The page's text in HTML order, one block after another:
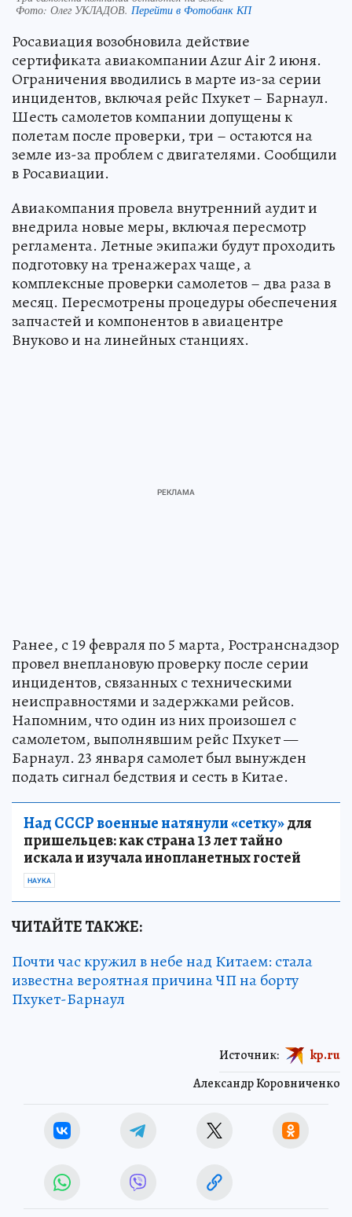
Фото: Олег УКЛАДОВ. Перейти в Фотобанк КП
Росавиация возобновила действие
сертификата авиакомпании Azur Air 2 июня.
Ограничения вводились в марте из-за серии
инцидентов, включая рейс Пхукет – Барнаул.
Шесть самолетов компании допущены к
полетам после проверки, три – остаются на
земле из-за проблем с двигателями. Сообщили
в Росавиации.
Авиакомпания провела внутренний аудит и
внедрила новые меры, включая пересмотр
регламента. Летные экипажи будут проходить
подготовку на тренажерах чаще, а
комплексные проверки самолетов – два раза в
месяц. Пересмотрены процедуры обеспечения
запчастей и компонентов в авиацентре
Внуково и на линейных станциях.
Ранее, с 19 февраля по 5 марта, Ространснадзор
провел внеплановую проверку после серии
инцидентов, связанных с техническими
неисправностями и задержками рейсов.
Напомним, что один из них произошел с
самолетом, выполнявшим рейс Пхукет —
Барнаул. 23 января самолет был вынужден
подать сигнал бедствия и сесть в Китае.
Над СССР военные натянули «сетку»для
пришельцев: как страна 13 лет тайно
искала и изучала инопланетных гостей
НАУКА
ЧИТАЙТЕ ТАКЖЕ:
Почти час кружил в небе над Китаем: стала
известна вероятная причина ЧП на борту
Пхукет-Барнаул
Александр Коровниченко
Источник: kp.ru